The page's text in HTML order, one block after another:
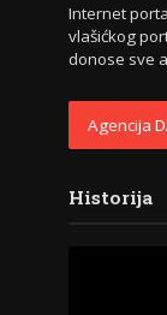
Internet
vlašićkog
donose sve
Agencija
Historija